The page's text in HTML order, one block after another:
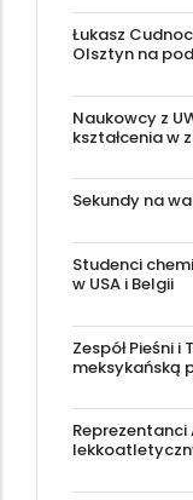
Łukasz
Olsztyn na
Naukowcy z
kształcenia w
Sekundy na
Studenci
w USA i Belgii
Zespół Pieśni i
meksykańską
Reprezentanci